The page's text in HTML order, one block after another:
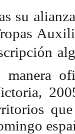
su
manera